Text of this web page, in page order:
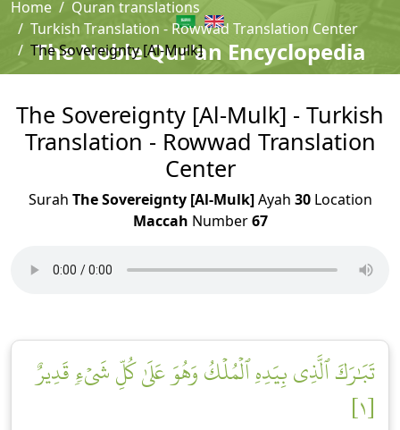
The Noble Qur'an Encyclopedia
Home
Quran translations
Turkish Translation - Rowwad Translation Center
The Sovereignty [Al-Mulk]
The Sovereignty [Al-Mulk] - Turkish
Translation - Rowwad Translation
Center
Surah The Sovereignty [Al-Mulk]Ayah 30Location
Maccah Number67
تَبَٰرَكَ ٱلَّذِي بِيَدِهِ ٱلۡمُلۡكُ وَهُوَ عَلَىٰ كُلِّ شَيۡءٖ قَدِيرٌ
[١]